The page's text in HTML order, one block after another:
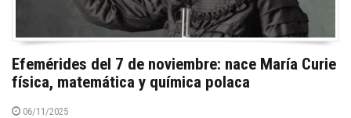
Efemérides del 7 de noviembre: nace María Curie
física, matemática y química polaca
06/11/2025